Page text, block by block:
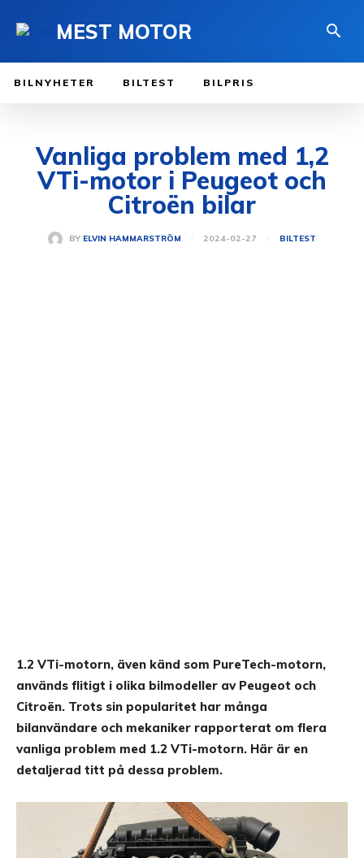
MEST MOTOR
BILNYHETER BILTEST BILPRIS
Vanliga problem med 1,2
VTi-motor i Peugeot och
Citroën bilar
BY ELVIN HAMMARSTRÖM 2024-02-27 BILTEST
1.2 VTi-motorn, även känd som PureTech-motorn,
används flitigt i olika bilmodeller av Peugeot och
Citroën. Trots sin popularitet har många
bilanvändare och mekaniker rapporterat om flera
vanliga problem med 1.2 VTi-motorn. Här är en
detaljerad titt på dessa problem.